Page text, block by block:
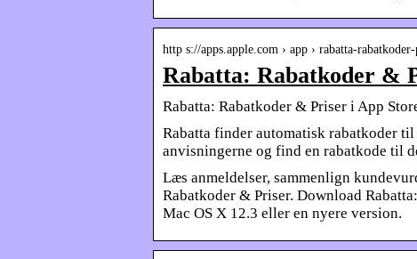
http s://apps.apple.com › app › rabatta-
Rabatta: Rabatkoder &
‎Rabatta: Rabatkoder & Priser i App
Rabatta finder automatisk rabatkoder
anvisningerne og find en rabatkode til
Læs anmeldelser, sammenlign
Rabatkoder & Priser. Download
Mac OS X 12.3 eller en nyere version.